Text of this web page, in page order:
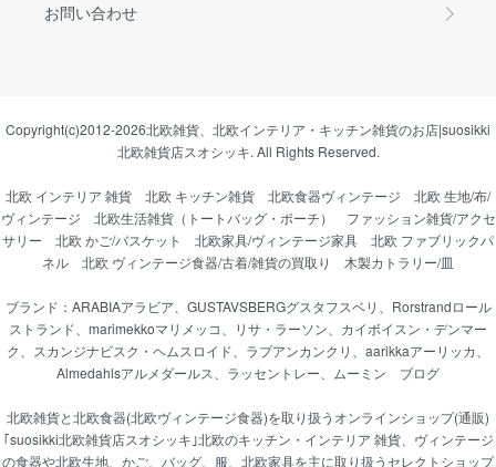
お問い合わせ
Copyright(c)2012-2026北欧雑貨、北欧インテリア・キッチン雑貨のお店|suosikki
北欧雑貨店スオシッキ. All Rights Reserved.
北欧 インテリア 雑貨 北欧 キッチン雑貨 北欧食器ヴィンテージ
北欧 生地/布/
ヴィンテージ
北欧生活雑貨（トートバッグ・ポーチ）
ファッション雑貨/アクセ
サリー
北欧 かご/バスケット 北欧家具/ヴィンテージ家具
北欧 ファブリックパ
ネル
北欧 ヴィンテージ食器/古着/雑貨の買取り 木製カトラリー/皿
ブランド： ARABIAアラビア GUSTAVSBERGグスタフスベリ
Rorstrandロール
ストランド
marimekkoマリメッコ リサ・ラーソン
カイボイスン・デンマー
ク
スカンジナビスク・ヘムスロイド ラプアンカンクリ aarikkaアーリッカ
Almedahlsアルメダールス
ラッセントレー ムーミン ブログ
北欧雑貨と北欧食器(北欧ヴィンテージ食器)を取り扱うオンラインショップ(通販)
｢suosikki北欧雑貨店スオシッキ｣北欧のキッチン・インテリア 雑貨、ヴィンテージ
の食器や北欧生地、かご、バッグ、服、北欧家具を主に取り扱うセレクトショップ